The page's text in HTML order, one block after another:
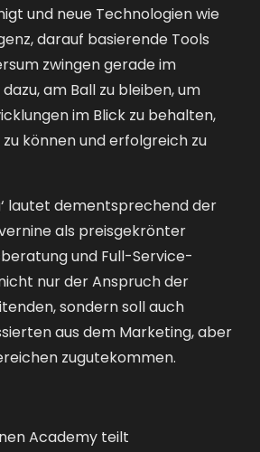
und neue Technologien wie
darauf basierende Tools
zwingen gerade im
am Ball zu bleiben, um
im Blick zu behalten,
können und erfolgreich zu
lautet dementsprechend der
als preisgekrönter
und Full-Service-
nur der Anspruch der
sondern soll auch
aus dem Marketing, aber
zugutekommen.
Academy teilt